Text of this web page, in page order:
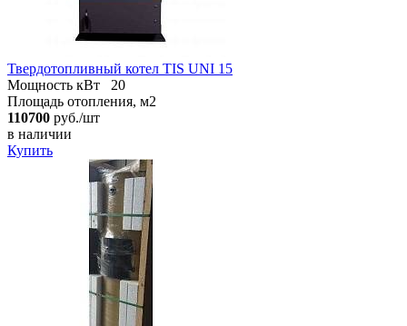
Твердотопливный котел TIS UNI 15
Мощность кВт
20
Площадь отопления, м2
110700 руб./шт
в наличии
Купить